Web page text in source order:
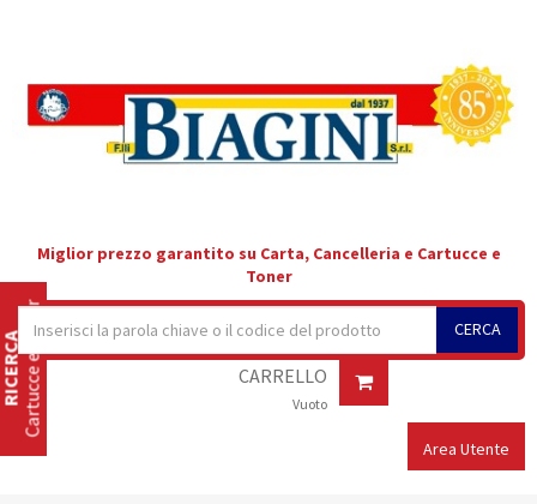
Miglior prezzo garantito su Carta, Cancelleria e Cartucce e
Toner
CERCA
CARRELLO
Vuoto
Area Utente
Cartucce e Toner